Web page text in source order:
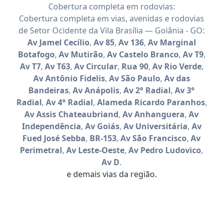
Cobertura completa em rodovias:
Cobertura completa em vias, avenidas e rodovias
de Setor Ocidente da Vila Brasília — Goiânia - GO:
Av Jamel Cecílio, Av 85, Av 136, Av Marginal
Botafogo, Av Mutirão, Av Castelo Branco, Av T9,
Av T7, Av T63, Av Circular, Rua 90, Av Rio Verde,
Av Antônio Fidelis, Av São Paulo, Av das
Bandeiras, Av Anápolis, Av 2° Radial, Av 3°
Radial, Av 4° Radial, Alameda Ricardo Paranhos,
Av Assis Chateaubriand, Av Anhanguera, Av
Independência, Av Goiás, Av Universitária, Av
Fued José Sebba, BR-153, Av São Francisco, Av
Perimetral, Av Leste-Oeste, Av Pedro Ludovico,
Av D.
e demais vias da região.